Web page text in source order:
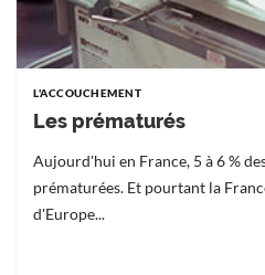
L'ACCOUCHEMENT
Les prématurés
Aujourd'hui en France, 5 à 6 %
prématurées. Et pourtant la
d'Europe...